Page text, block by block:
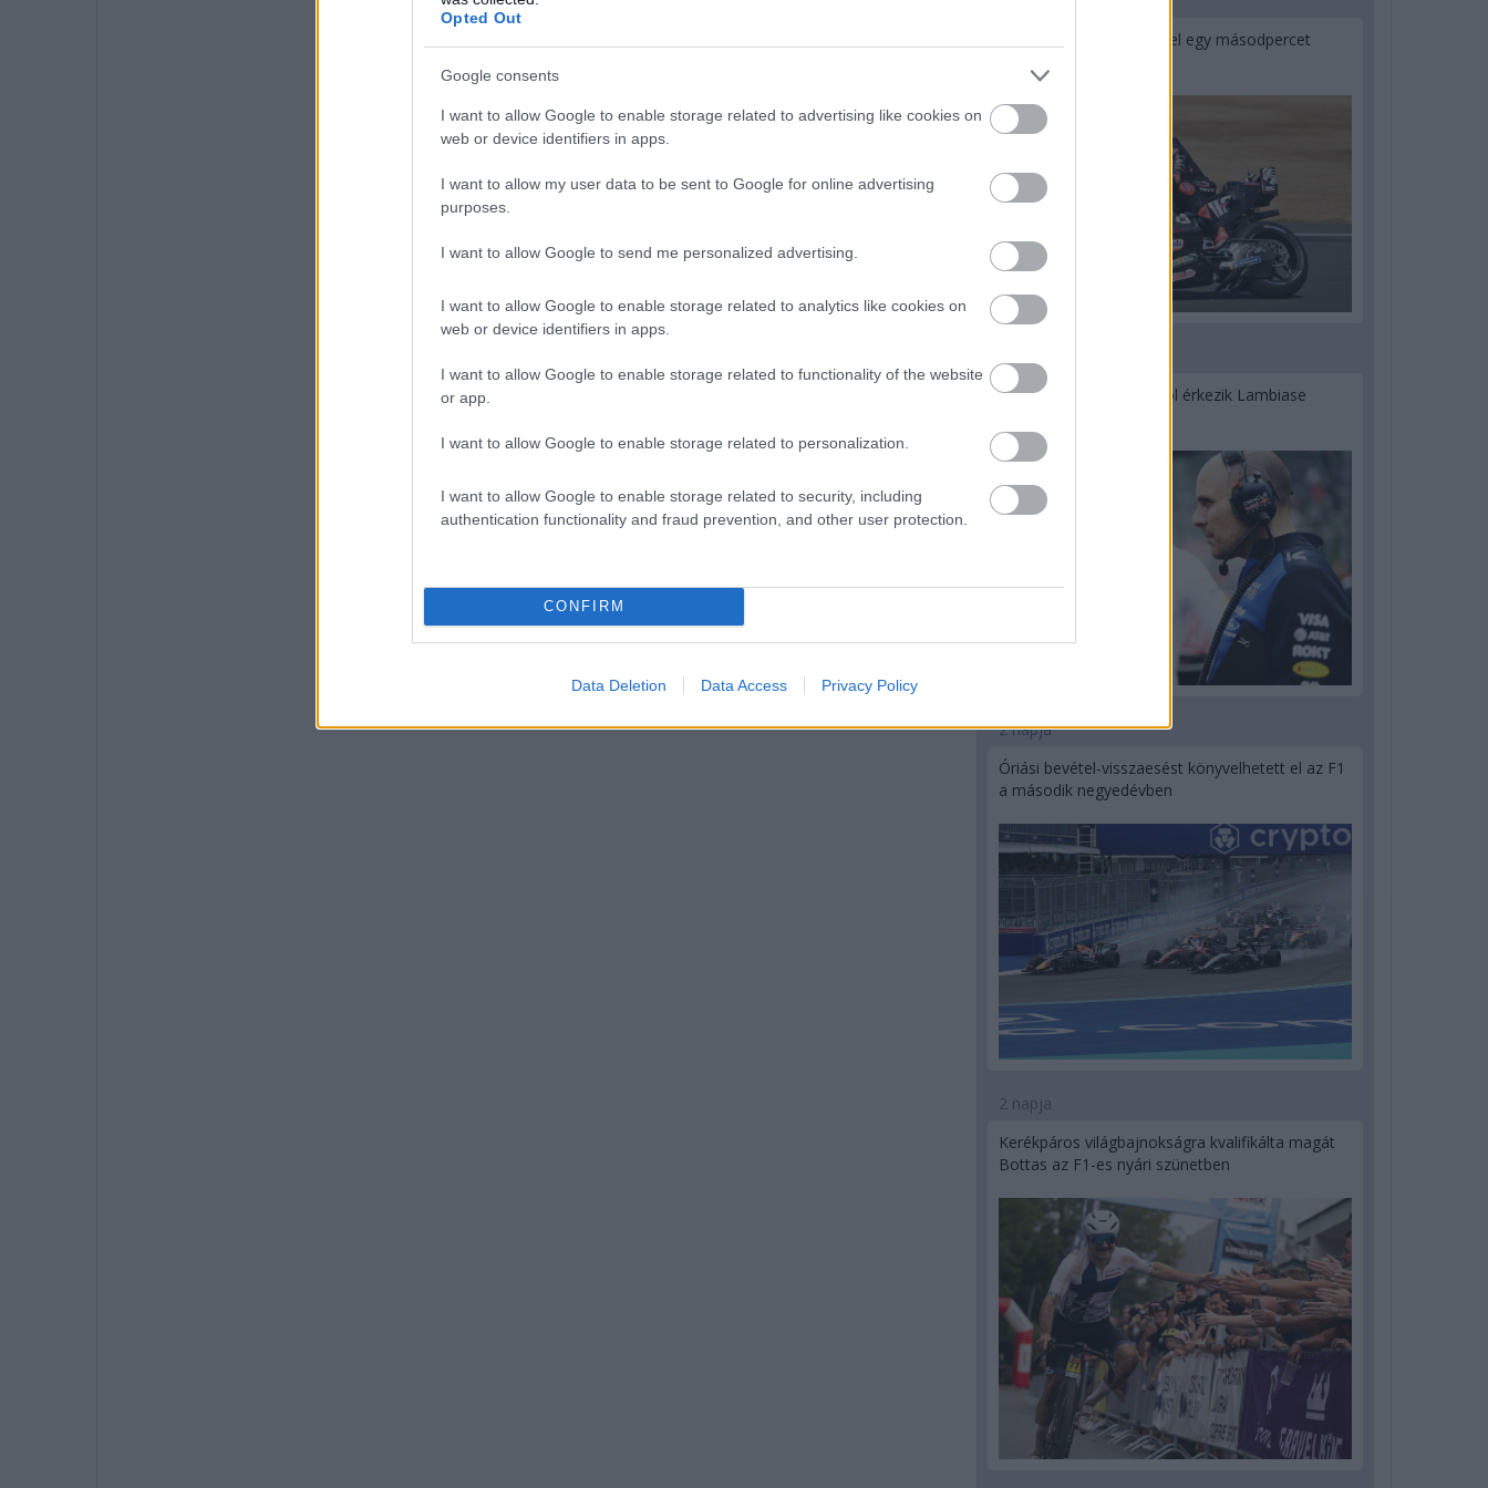
Opted Out
Google consents
I want to allow Google to enable storage related to advertising like cookies on
web or device identifiers in apps.
I want to allow my user data to be sent to Google for online advertising
purposes.
I want to allow Google to send me personalized advertising.
I want to allow Google to enable storage related to analytics like cookies on
web or device identifiers in apps.
I want to allow Google to enable storage related to functionality of the website
or app.
I want to allow Google to enable storage related to personalization.
I want to allow Google to enable storage related to security, including
authentication functionality and fraud prevention, and other user protection.
CONFIRM
Data Deletion Data Access Privacy Policy
MotoGP: Bezzecchi közel egy másodpercet
Sajtó: Az Aston Martintól érkezik Lambiase
2 napja
Óriási bevétel-visszaesést könyvelhetett el az F1
a második negyedévben
2 napja
Kerékpáros világbajnokságra kvalifikálta magát
Bottas az F1-es nyári szünetben